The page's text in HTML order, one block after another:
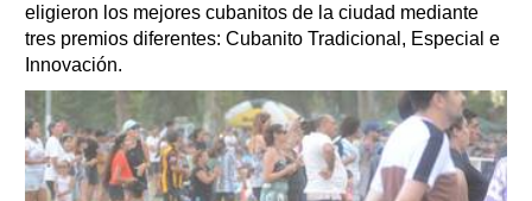
eligieron los mejores cubanitos de la ciudad mediante
tres premios diferentes: Cubanito Tradicional, Especial e
Innovación.